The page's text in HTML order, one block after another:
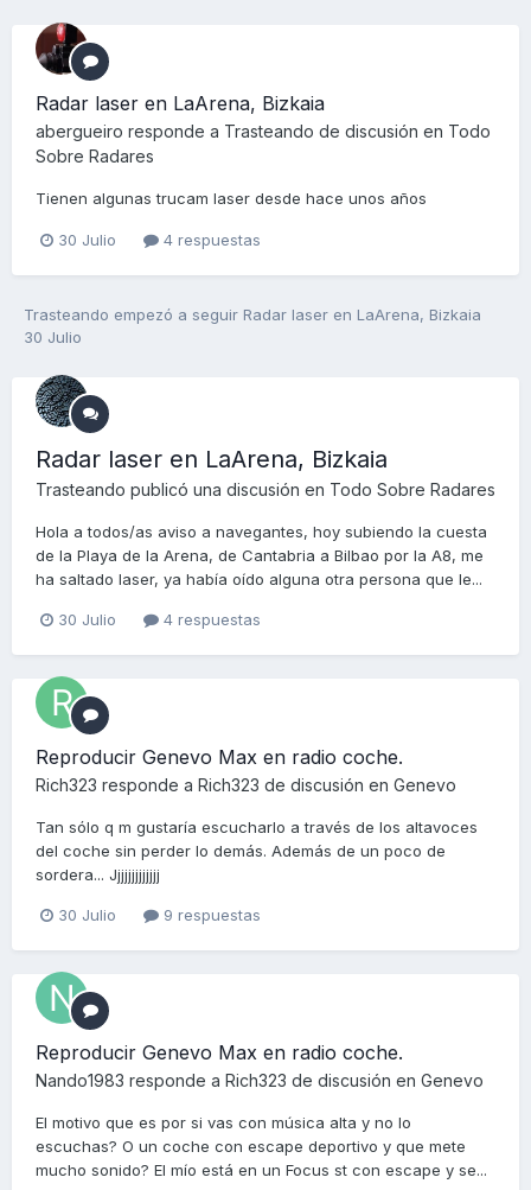
Radar laser en LaArena, Bizkaia
abergueiro responde a Trasteando de discusión en Todo
Sobre Radares
Tienen algunas trucam laser desde hace unos años
30 Julio 4 respuestas
Trasteando empezó a seguir Radar laser en LaArena, Bizkaia
30 Julio
Radar laser en LaArena, Bizkaia
Trasteando publicó una discusión en Todo Sobre Radares
Hola a todos/as aviso a navegantes, hoy subiendo la cuesta
de la Playa de la Arena, de Cantabria a Bilbao por la A8, me
ha saltado laser, ya había oído alguna otra persona que le...
30 Julio 4 respuestas
Reproducir Genevo Max en radio coche.
Rich323 responde a Rich323 de discusión en Genevo
Tan sólo q m gustaría escucharlo a través de los altavoces
del coche sin perder lo demás. Además de un poco de
sordera... Jjjjjjjjjjjjj
30 Julio 9 respuestas
Reproducir Genevo Max en radio coche.
Nando1983 responde a Rich323 de discusión en Genevo
El motivo que es por si vas con música alta y no lo
escuchas? O un coche con escape deportivo y que mete
mucho sonido? El mío está en un Focus st con escape y se...